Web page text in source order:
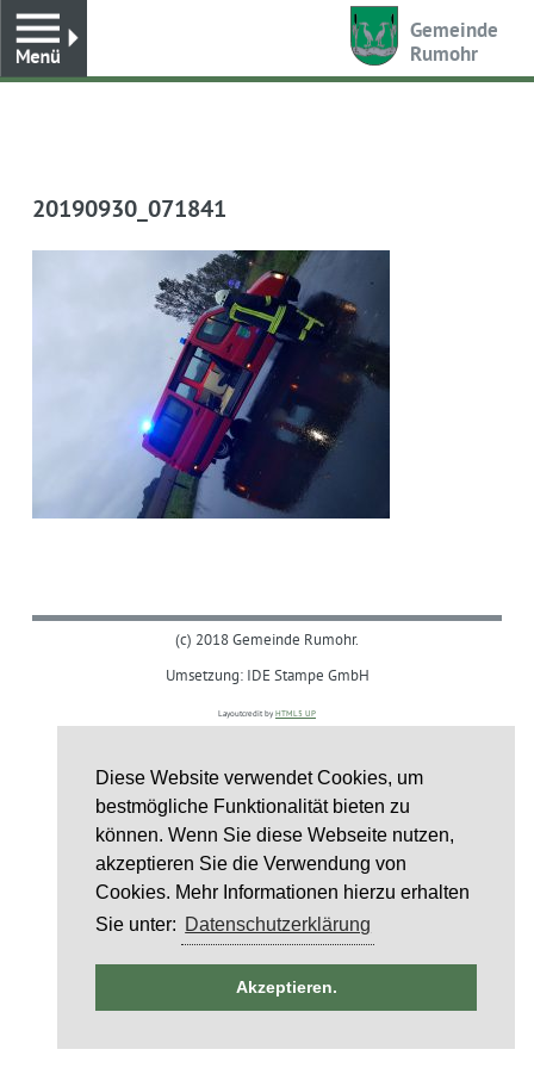
Diese Website verwendet Cookies, um
bestmögliche Funktionalität bieten zu
können. Wenn Sie diese Webseite nutzen,
akzeptieren Sie die Verwendung von
Cookies. Mehr Informationen hierzu erhalten
Sie unter: Datenschutzerklärung
Akzeptieren.
Gemeinde
Rumohr
20190930_071841
(c) 2018 Gemeinde Rumohr.
Umsetzung: IDE Stampe GmbH
Layoutcredit by HTML5 UP